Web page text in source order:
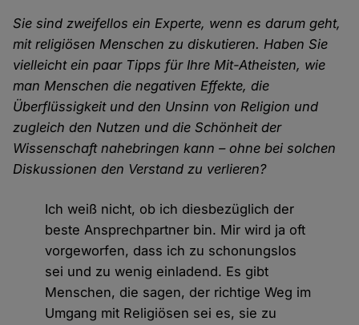
Sie sind zweifellos ein Experte, wenn es darum geht,
mit religiösen Menschen zu diskutieren. Haben Sie
vielleicht ein paar Tipps für Ihre Mit-Atheisten, wie
man Menschen die negativen Effekte, die
Überflüssigkeit und den Unsinn von Religion und
zugleich den Nutzen und die Schönheit der
Wissenschaft nahebringen kann – ohne bei solchen
Diskussionen den Verstand zu verlieren?
Ich weiß nicht, ob ich diesbezüglich der
beste Ansprechpartner bin. Mir wird ja oft
vorgeworfen, dass ich zu schonungslos
sei und zu wenig einladend. Es gibt
Menschen, die sagen, der richtige Weg im
Umgang mit Religiösen sei es, sie zu